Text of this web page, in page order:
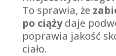
To sprawia, że
po ciążydaje
poprawia jakość
ciało.